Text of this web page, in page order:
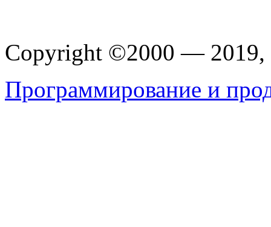
Copyright ©2000 —
Программирование и